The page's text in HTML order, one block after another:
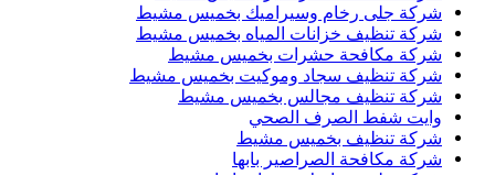
شركة جلى رخام وسيراميك بخميس مشيط
شركة تنظيف خزانات المياه بخميس مشيط
شركة مكافحة حشرات بخميس مشيط
شركة تنظيف سجاد وموكيت بخميس مشيط
شركة تنظيف مجالس بخميس مشيط
وايت شفط الصرف الصحي
شركة تنظيف بخميس مشيط
شركة مكافحة الصراصير بابها